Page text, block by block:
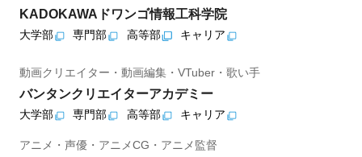
KADOKAWAドワンゴ情報工科学院
大学部 専門部 高等部 キャリア
動画クリエイター・動画編集・VTuber・歌い手
バンタンクリエイターアカデミー
大学部 専門部 高等部 キャリア
アニメ・声優・アニメCG・アニメ監督